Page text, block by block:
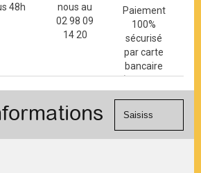
48h
nous au
02 98 09
14 20
Paiement
100%
sécurisé
par carte
bancaire
(Mastercard,
Visa, ...) et